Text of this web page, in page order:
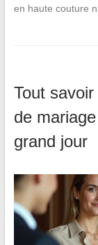
en haute couture
Tout
de
grand jour